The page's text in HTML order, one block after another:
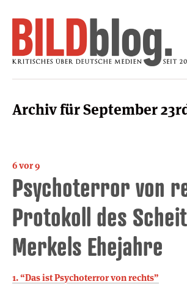
Archiv für September
6 vor 9
Psychoterror von
Protokoll des
Merkels Ehejahre
1. “Das ist Psychoterror von rechts”